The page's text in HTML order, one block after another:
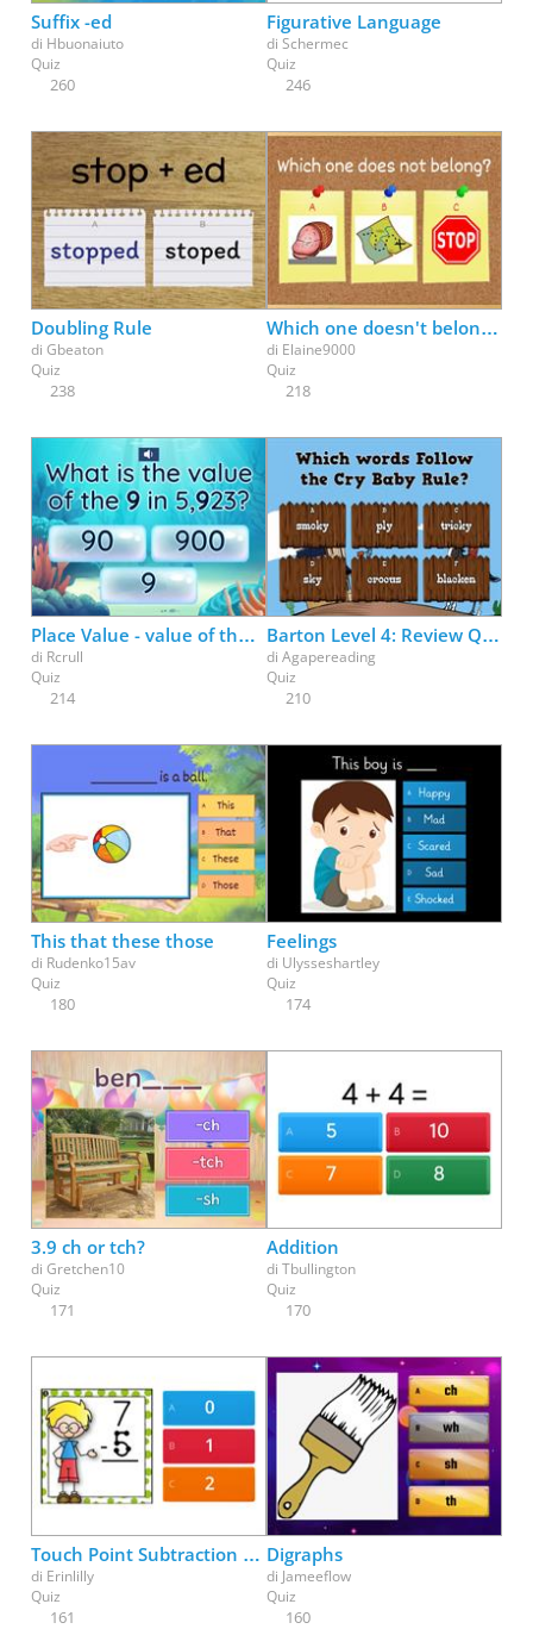
Suffix -ed
di Hbuonaiuto
Quiz
260
Figurative Language
di Schermec
Quiz
246
Doubling Rule
diGbeaton
Quiz
238
Which one doesn't belong: Ending Sounds
di Elaine9000
Quiz
218
Place Value - value of the number
di Rcrull
Quiz
214
Barton Level 4: Review Quiz
di Agapereading
Quiz
210
This that these those
di Rudenko15av
Quiz
180
Feelings
di Ulysseshartley
Quiz
174
3.9 ch or tch?
diGretchen10
Quiz
171
Addition
di Tbullington
Quiz
170
Touch Point Subtraction Basic
di Erinlilly
Quiz
161
Digraphs
di Jameeflow
Quiz
160